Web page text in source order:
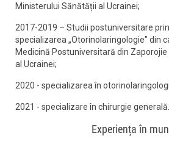
Ministerului Sănătății al Ucrainei;
2017-2019 – Studii postuniversitare
specializarea „Otorinolaringologie" din
Medicină Postuniversitară din
al Ucrainei;
2020 - specializarea în
2021 - specializare în chirurgie generală.
Experiența în